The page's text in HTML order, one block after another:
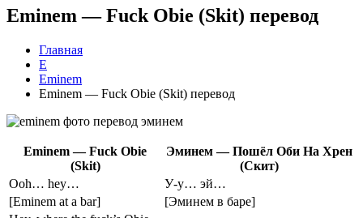
Eminem — Fuck Obie (Skit) перевод
Главная
E
Eminem
Eminem — Fuck Obie (Skit) перевод
Eminem — Fuck Obie
(Skit)
Эминем — Пошёл Оби На Хрен
(Скит)
Ooh… hey…
У-у… эй…
[Eminem at a bar]
[Эминем в баре]